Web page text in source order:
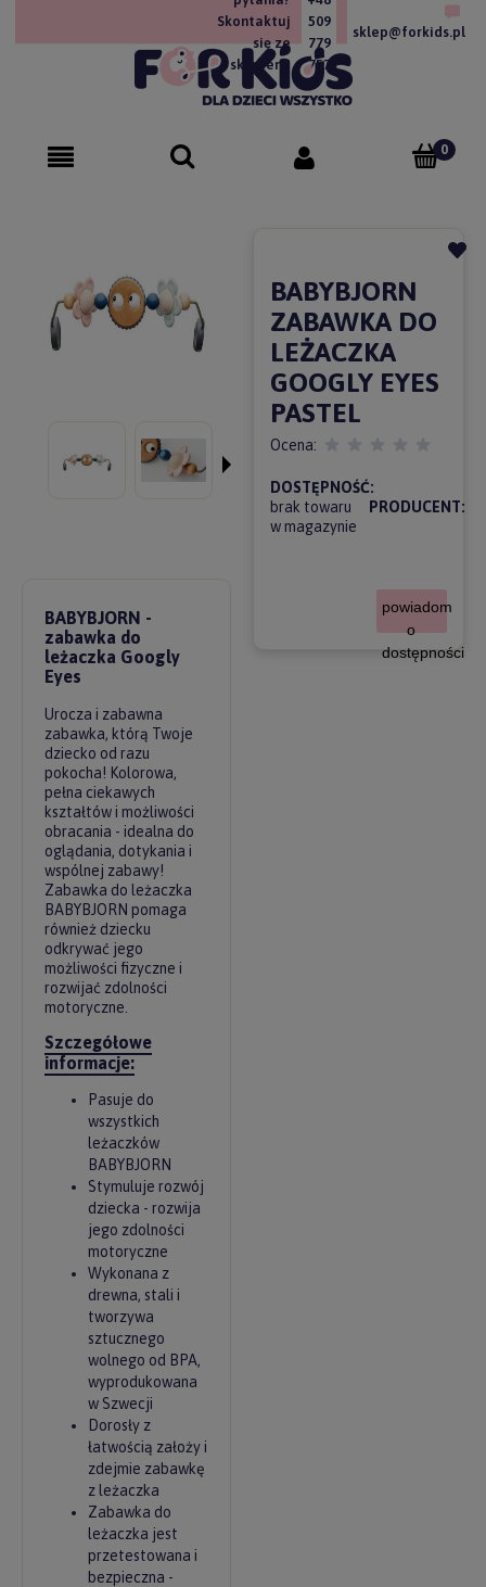
Skontaktuj
się ze
sklepem!
509
779
757
sklep@forkids.pl
BABYBJORN -
zabawka do
leżaczka Googly
Eyes
Urocza i zabawna
zabawka, którą Twoje
dziecko od razu
pokocha! Kolorowa,
pełna ciekawych
kształtów i możliwości
obracania - idealna do
oglądania, dotykania i
wspólnej zabawy!
Zabawka do leżaczka
BABYBJORN pomaga
również dziecku
odkrywać jego
możliwości fizyczne i
rozwijać zdolności
motoryczne.
Szczegółowe
informacje:
Pasuje do
wszystkich
leżaczków
BABYBJORN
Stymuluje rozwój
dziecka - rozwija
jego zdolności
motoryczne
Wykonana z
drewna, stali i
tworzywa
sztucznego
wolnego od BPA,
wyprodukowana
w Szwecji
Dorosły z
łatwością założy i
zdejmie zabawkę
z leżaczka
Zabawka do
leżaczka jest
przetestowana i
bezpieczna -
BABYBJORN
ZABAWKA DO
LEŻACZKA
GOOGLY EYES
PASTEL
Ocena:
DOSTĘPNOŚĆ:
brak towaru
w magazynie
PRODUCENT:
powiadom
o
dostępności